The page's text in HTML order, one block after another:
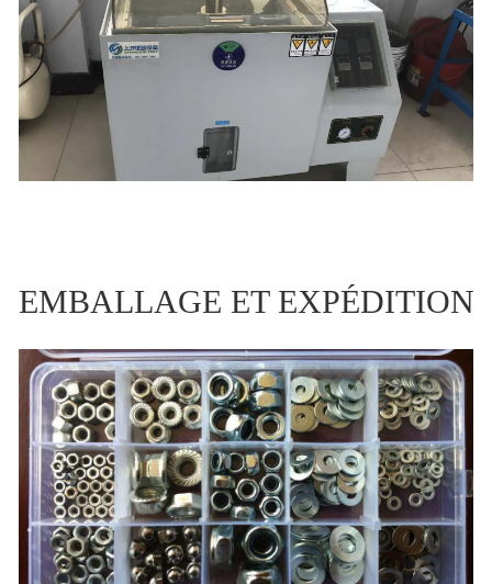
EMBALLAGE ET EXPÉDITION